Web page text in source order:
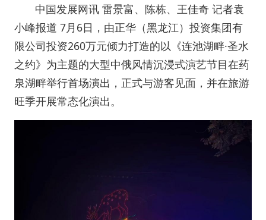
中国发展网讯 雷景富、陈栋、王佳奇 记者袁
小峰报道 7月6日，由正华（黑龙江）投资集团有
限公司投资260万元倾力打造的以《连池湖畔·圣水
之约》为主题的大型中俄风情沉浸式演艺节目在药
泉湖畔举行首场演出，正式与游客见面，并在旅游
旺季开展常态化演出。